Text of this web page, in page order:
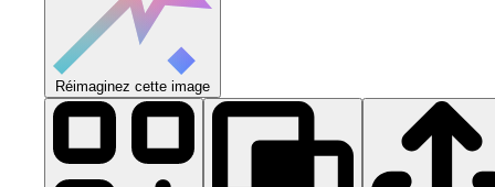
Réimaginez cette image